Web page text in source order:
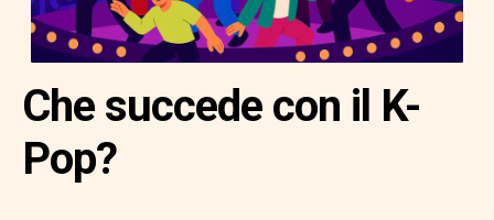
Che succede con il K-
Pop?